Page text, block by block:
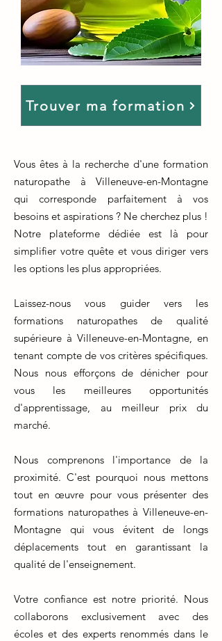
Trouver ma formation
Vous êtes à la recherche d'une formation
naturopathe à Villeneuve-en-Montagne
qui corresponde parfaitement à vos
besoins et aspirations ? Ne cherchez plus !
Notre plateforme dédiée est là pour
simplifier votre quête et vous diriger vers
les options les plus appropriées.
Laissez-nous vous guider vers les
formations naturopathes de qualité
supérieure à Villeneuve-en-Montagne, en
tenant compte de vos critères spécifiques.
Nous nous efforçons de dénicher pour
vous les meilleures opportunités
d'apprentissage, au meilleur prix du
marché.
Nous comprenons l'importance de la
proximité. C'est pourquoi nous mettons
tout en œuvre pour vous présenter des
formations naturopathes à Villeneuve-en-
Montagne qui vous évitent de longs
déplacements tout en garantissant la
qualité de l'enseignement.
Votre confiance est notre priorité. Nous
collaborons exclusivement avec des
écoles et des experts renommés dans le